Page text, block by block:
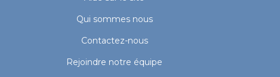
Qui sommes nous
Contactez-nous
Rejoindre notre équipe